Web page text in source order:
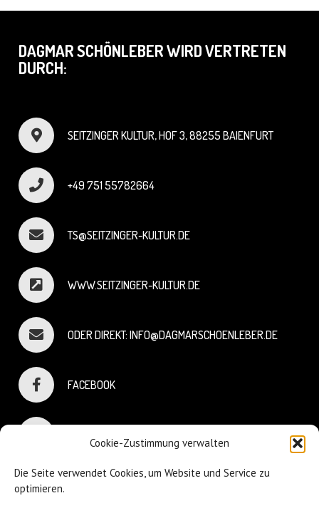
Cookie-Zustimmung verwalten
Die Seite verwendet Cookies, um Website und Service zu
optimieren.
DAGMAR SCHÖNLEBER WIRD VERTRETEN
DURCH:
SEITZINGER KULTUR, HOF 3, 88255 BAIENFURT
+49 751 55782664
TS@SEITZINGER-KULTUR.DE
WWW.SEITZINGER-KULTUR.DE
ODER DIREKT: INFO@DAGMARSCHOENLEBER.DE
FACEBOOK